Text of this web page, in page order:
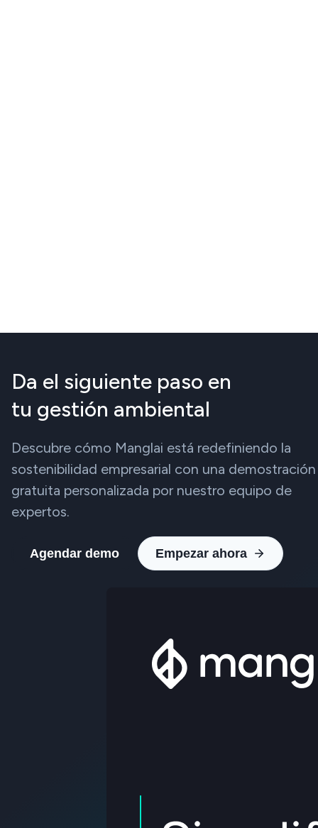
Da el siguiente paso en
tu gestión ambiental
Descubre cómo Manglai está redefiniendo la
sostenibilidad empresarial con una demostración
gratuita personalizada por nuestro equipo de
expertos.
Agendar demo Empezar ahora